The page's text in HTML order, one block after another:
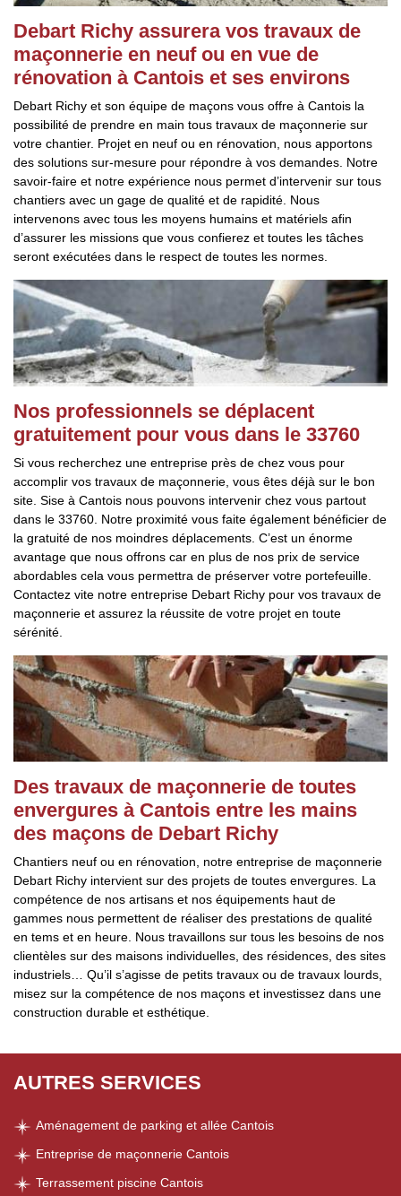
Debart Richy assurera vos travaux de
maçonnerie en neuf ou en vue de
rénovation à Cantois et ses environs
Debart Richy et son équipe de maçons vous offre à Cantois la
possibilité de prendre en main tous travaux de maçonnerie sur
votre chantier. Projet en neuf ou en rénovation, nous apportons
des solutions sur-mesure pour répondre à vos demandes. Notre
savoir-faire et notre expérience nous permet d’intervenir sur tous
chantiers avec un gage de qualité et de rapidité. Nous
intervenons avec tous les moyens humains et matériels afin
d’assurer les missions que vous confierez et toutes les tâches
seront exécutées dans le respect de toutes les normes.
Nos professionnels se déplacent
gratuitement pour vous dans le 33760
Si vous recherchez une entreprise près de chez vous pour
accomplir vos travaux de maçonnerie, vous êtes déjà sur le bon
site. Sise à Cantois nous pouvons intervenir chez vous partout
dans le 33760. Notre proximité vous faite également bénéficier de
la gratuité de nos moindres déplacements. C’est un énorme
avantage que nous offrons car en plus de nos prix de service
abordables cela vous permettra de préserver votre portefeuille.
Contactez vite notre entreprise Debart Richy pour vos travaux de
maçonnerie et assurez la réussite de votre projet en toute
sérénité.
Des travaux de maçonnerie de toutes
envergures à Cantois entre les mains
des maçons de Debart Richy
Chantiers neuf ou en rénovation, notre entreprise de maçonnerie
Debart Richy intervient sur des projets de toutes envergures. La
compétence de nos artisans et nos équipements haut de
gammes nous permettent de réaliser des prestations de qualité
en tems et en heure. Nous travaillons sur tous les besoins de nos
clientèles sur des maisons individuelles, des résidences, des sites
industriels… Qu’il s’agisse de petits travaux ou de travaux lourds,
misez sur la compétence de nos maçons et investissez dans une
construction durable et esthétique.
AUTRES SERVICES
Aménagement de parking et allée Cantois
Entreprise de maçonnerie Cantois
Terrassement piscine Cantois